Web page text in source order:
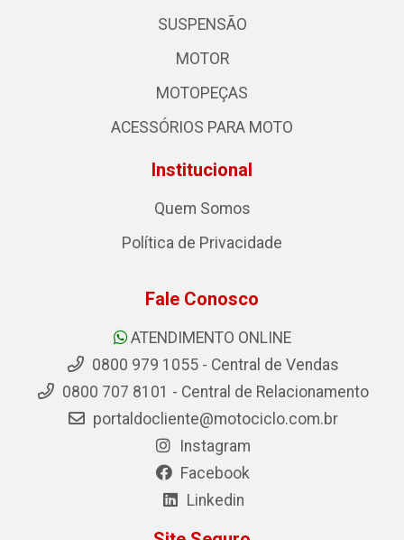
SUSPENSÃO
MOTOR
MOTOPEÇAS
ACESSÓRIOS PARA MOTO
Institucional
Quem Somos
Política de Privacidade
Fale Conosco
ATENDIMENTO ONLINE
0800 979 1055 - Central de Vendas
0800 707 8101 - Central de Relacionamento
portaldocliente@motociclo.com.br
Instagram
Facebook
Linkedin